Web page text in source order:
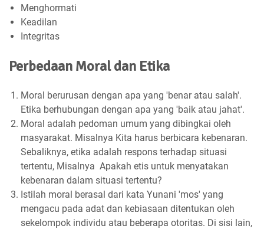
Menghormati
Keadilan
Integritas
Perbedaan Moral dan Etika
Moral berurusan dengan apa yang 'benar atau salah'.
Etika berhubungan dengan apa yang 'baik atau jahat'.
Moral adalah pedoman umum yang dibingkai oleh
masyarakat. Misalnya Kita harus berbicara kebenaran.
Sebaliknya, etika adalah respons terhadap situasi
tertentu, Misalnya Apakah etis untuk menyatakan
kebenaran dalam situasi tertentu?
Istilah moral berasal dari kata Yunani 'mos' yang
mengacu pada adat dan kebiasaan ditentukan oleh
sekelompok individu atau beberapa otoritas. Di sisi lain,